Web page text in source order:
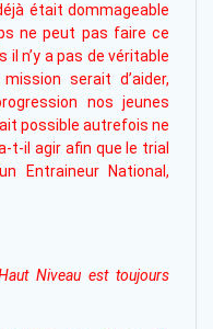
était dommageable
ne peut pas faire ce
il n’y a pas de véritable
serait d’aider,
nos jeunes
possible autrefois ne
t-il agir afin que le trial
Entraineur National,
Niveau est toujours